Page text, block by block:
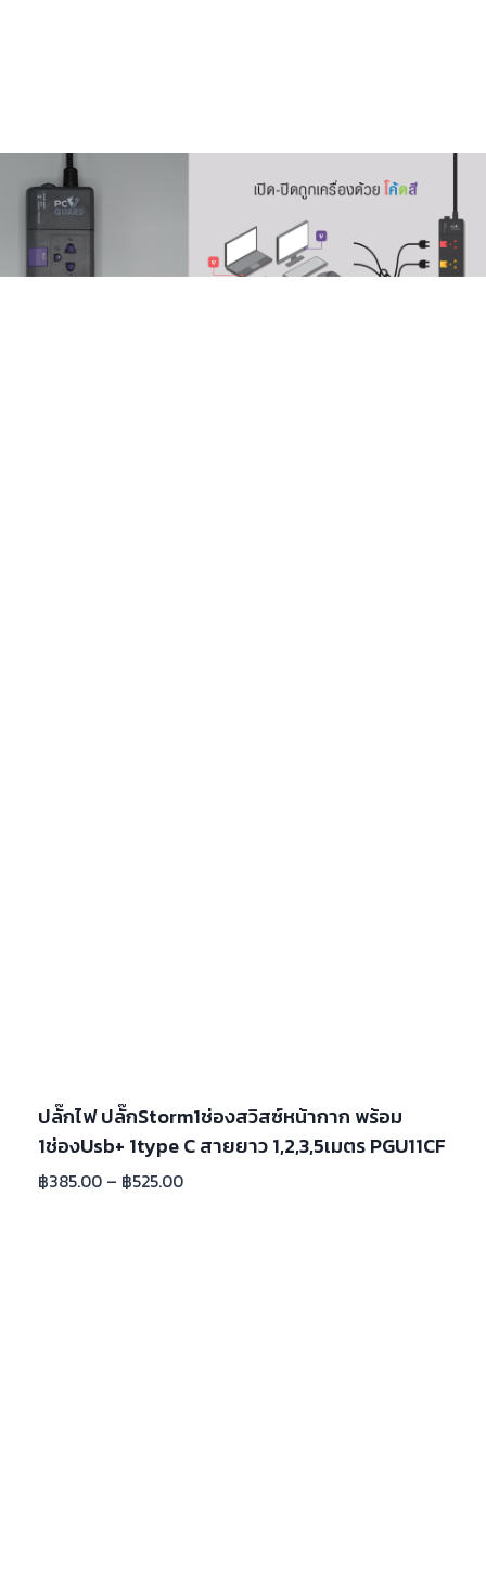
ปลั๊กไฟ ปลั๊กStorm1ช่องสวิสซ์หน้ากาก พร้อม
1ช่องUsb+ 1type C สายยาว 1,2,3,5เมตร PGU11CF
฿385.00 – ฿525.00